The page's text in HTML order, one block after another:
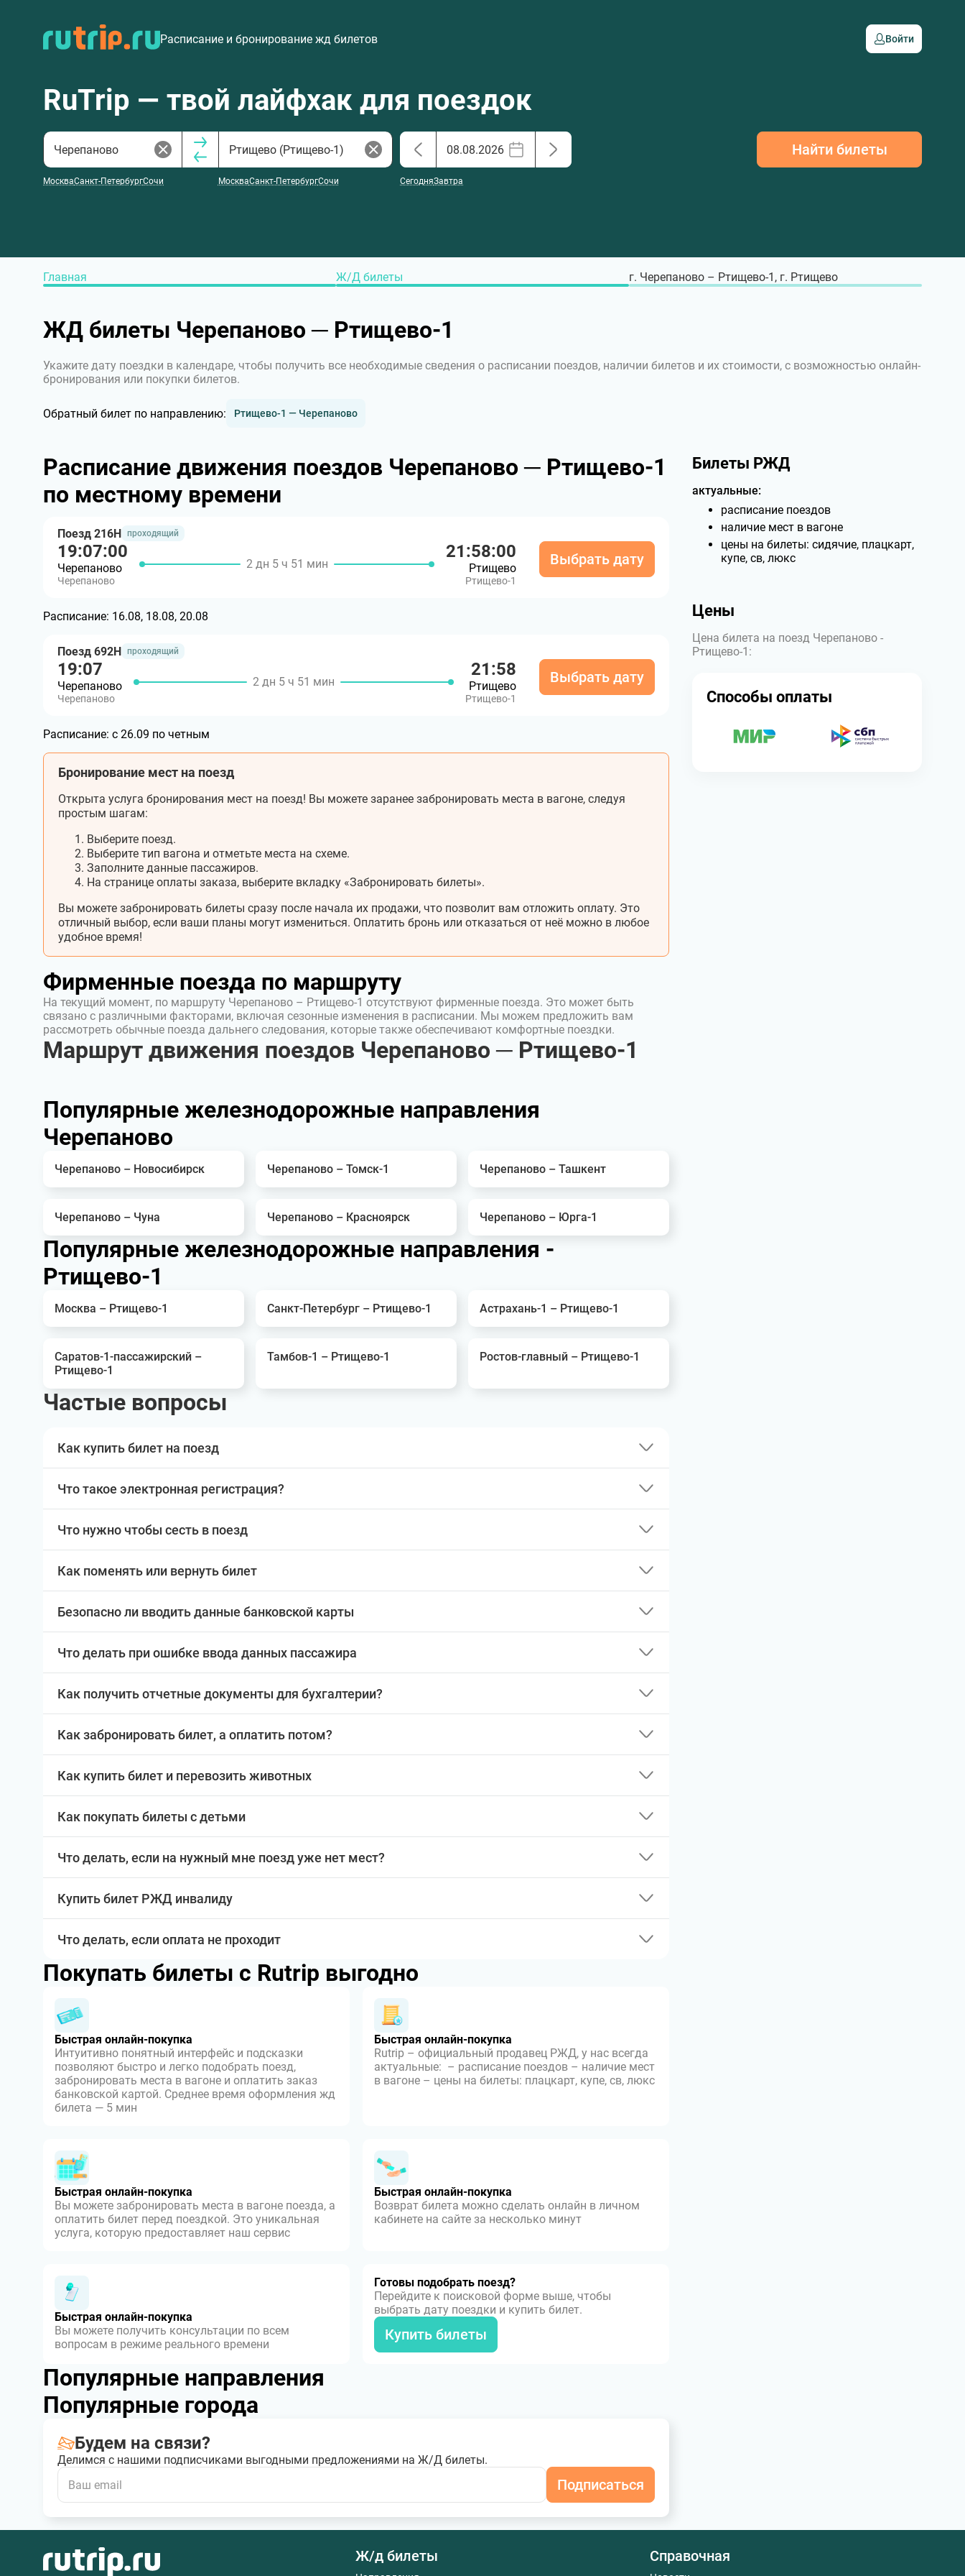
Расписание и бронирование жд билетов Войти
RuTrip — твой лайфхак для поездок
МоскваСанкт-ПетербургСочи МоскваСанкт-ПетербургСочи СегодняЗавтра
Найти билеты
Главная Ж/Д билеты г. Черепаново – Ртищево-1, г. Ртищево
ЖД билеты Черепаново ─ Ртищево-1
Укажите дату поездки в календаре, чтобы получить все необходимые сведения о расписании поездов, наличии билетов и их стоимости, с возможностью онлайн-
бронирования или покупки билетов.
Обратный билет по направлению: Ртищево-1 — Черепаново
Расписание движения поездов Черепаново ─ Ртищево-1
по местному времени
Поезд 216Н проходящий
19:07:00
Черепаново
Черепаново
2 дн 5 ч 51 мин
21:58:00
Ртищево
Ртищево-1
Выбрать дату
Расписание: 16.08, 18.08, 20.08
Поезд 692Н проходящий
19:07
Черепаново
Черепаново
2 дн 5 ч 51 мин
21:58
Ртищево
Ртищево-1
Выбрать дату
Расписание: с 26.09 по четным
Бронирование мест на поезд
Открыта услуга бронирования мест на поезд! Вы можете заранее забронировать места в вагоне, следуя
простым шагам:
Выберите поезд.
Выберите тип вагона и отметьте места на схеме.
Заполните данные пассажиров.
На странице оплаты заказа, выберите вкладку «Забронировать билеты».
Вы можете забронировать билеты сразу после начала их продажи, что позволит вам отложить оплату. Это
отличный выбор, если ваши планы могут измениться. Оплатить бронь или отказаться от неё можно в любое
удобное время!
Фирменные поезда по маршруту
На текущий момент, по маршруту Черепаново – Ртищево-1 отсутствуют фирменные поезда. Это может быть
связано с различными факторами, включая сезонные изменения в расписании. Мы можем предложить вам
рассмотреть обычные поезда дальнего следования, которые также обеспечивают комфортные поездки.
Маршрут движения поездов Черепаново ─ Ртищево-1
Популярные железнодорожные направления
Черепаново
Черепаново – Новосибирск Черепаново – Томск-1 Черепаново – Ташкент
Черепаново – Чуна Черепаново – Красноярск Черепаново – Юрга-1
Популярные железнодорожные направления -
Ртищево-1
Москва – Ртищево-1 Санкт-Петербург – Ртищево-1 Астрахань-1 – Ртищево-1
Саратов-1-пассажирский –
Ртищево-1
Тамбов-1 – Ртищево-1 Ростов-главный – Ртищево-1
Частые вопросы
Как купить билет на поезд
Что такое электронная регистрация?
Что нужно чтобы сесть в поезд
Как поменять или вернуть билет
Безопасно ли вводить данные банковской карты
Что делать при ошибке ввода данных пассажира
Как получить отчетные документы для бухгалтерии?
Как забронировать билет, а оплатить потом?
Как купить билет и перевозить животных
Как покупать билеты с детьми
Что делать, если на нужный мне поезд уже нет мест?
Купить билет РЖД инвалиду
Что делать, если оплата не проходит
Покупать билеты с Rutrip выгодно
Быстрая онлайн-покупка
Интуитивно понятный интерфейс и подсказки
позволяют быстро и легко подобрать поезд,
забронировать места в вагоне и оплатить заказ
банковской картой. Среднее время оформления жд
билета — 5 мин
Быстрая онлайн-покупка
Rutrip – официальный продавец РЖД, у нас всегда
актуальные: – расписание поездов – наличие мест
в вагоне – цены на билеты: плацкарт, купе, св, люкс
Быстрая онлайн-покупка
Вы можете забронировать места в вагоне поезда, а
оплатить билет перед поездкой. Это уникальная
услуга, которую предоставляет наш сервис
Быстрая онлайн-покупка
Возврат билета можно сделать онлайн в личном
кабинете на сайте за несколько минут
Быстрая онлайн-покупка
Вы можете получить консультации по всем
вопросам в режиме реального времени
Готовы подобрать поезд?
Перейдите к поисковой форме выше, чтобы
выбрать дату поездки и купить билет.
Купить билеты
Популярные направления
Популярные города
Будем на связи?
Делимся с нашими подписчиками выгодными предложениями на Ж/Д билеты.
Подписаться
Билеты РЖД
актуальные:
расписание поездов
наличие мест в вагоне
цены на билеты: сидячие, плацкарт,
купе, св, люкс
Цены
Цена билета на поезд Черепаново -
Ртищево-1:
Способы оплаты
Ж/д билеты Справочная